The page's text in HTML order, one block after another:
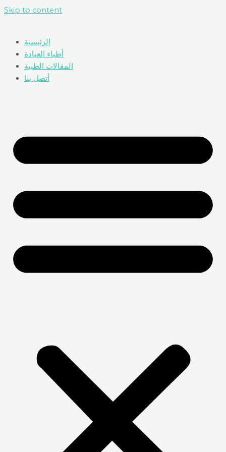
Skip to content
الرئيسية
أطباء العيادة
المقالات الطبية
أتصل بنا